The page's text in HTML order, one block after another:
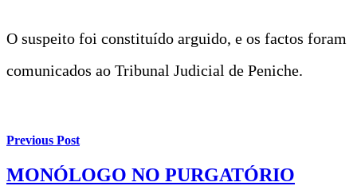
O suspeito foi constituído arguido, e os factos foram
comunicados ao Tribunal Judicial de Peniche.
Previous Post
MONÓLOGO NO PURGATÓRIO